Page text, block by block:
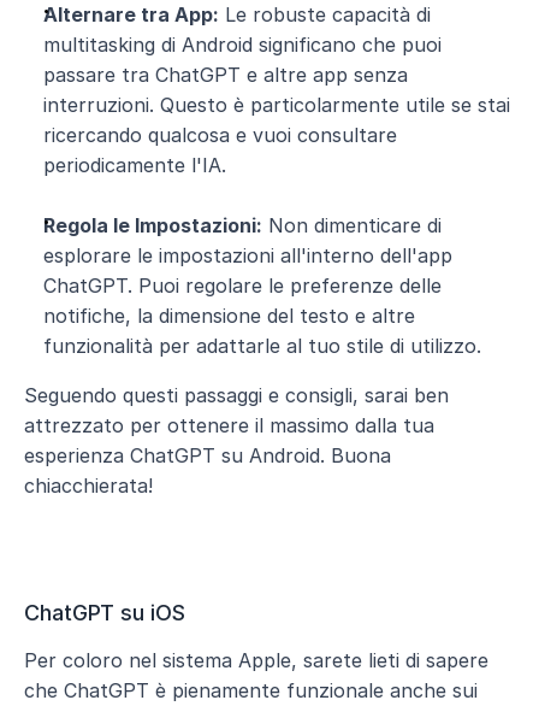
Alternare tra App: Le robuste capacità di
multitasking di Android significano che puoi
passare tra ChatGPT e altre app senza
interruzioni. Questo è particolarmente utile se stai
ricercando qualcosa e vuoi consultare
periodicamente l'IA.
Regola le Impostazioni: Non dimenticare di
esplorare le impostazioni all'interno dell'app
ChatGPT. Puoi regolare le preferenze delle
notifiche, la dimensione del testo e altre
funzionalità per adattarle al tuo stile di utilizzo.
Seguendo questi passaggi e consigli, sarai ben
attrezzato per ottenere il massimo dalla tua
esperienza ChatGPT su Android. Buona
chiacchierata!
ChatGPT su iOS
Per coloro nel sistema Apple, sarete lieti di sapere
che ChatGPT è pienamente funzionale anche sui